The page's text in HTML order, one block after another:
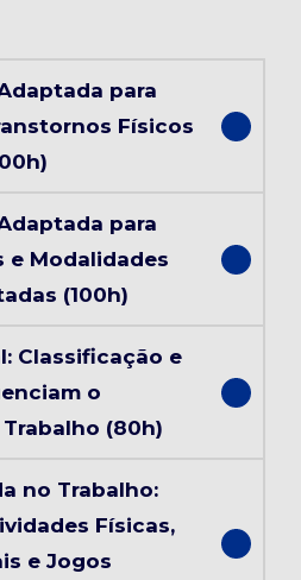
para
Físicos
para
e Modalidades
(100h)
Classificação e
o
(80h)
no Trabalho:
Físicas,
e Jogos